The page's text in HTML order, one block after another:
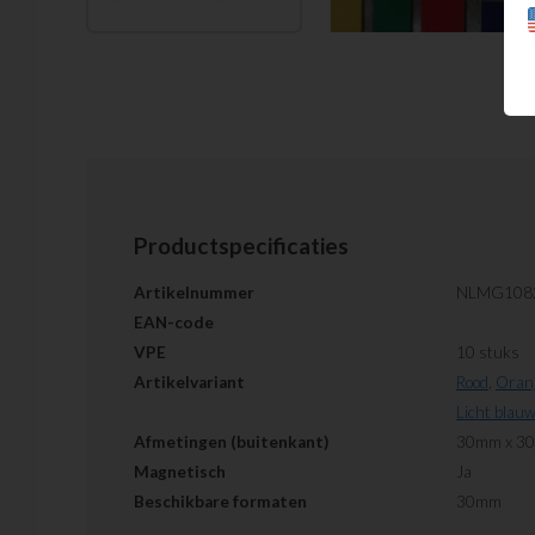
Productspecificaties
Artikelnummer
EAN-code
VPE
10 stuks
Artikelvariant
Rood
Licht blauw
Afmetingen (buitenkant)
30mm x
Magnetisch
Ja
Beschikbare formaten
30mm